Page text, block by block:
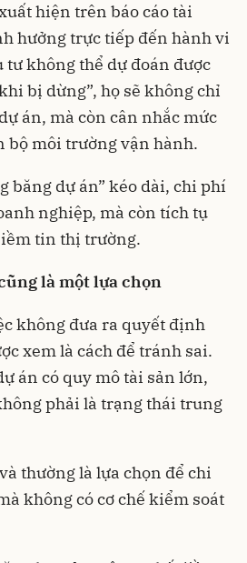
hiện trên báo cáo tài
hưởng trực tiếp đến hành vi
tư không thể dự đoán được
bị dừng”, họ sẽ không chỉ
án, mà còn cân nhắc mức
bộ môi trường vận hành.
băng dự án” kéo dài, chi phí
nghiệp, mà còn tích tụ
tin thị trường.
là một lựa chọn
không đưa ra quyết định
xem là cách để tránh sai.
án có quy mô tài sản lớn,
phải là trạng thái trung
thường là lựa chọn để chi
không có cơ chế kiểm soát